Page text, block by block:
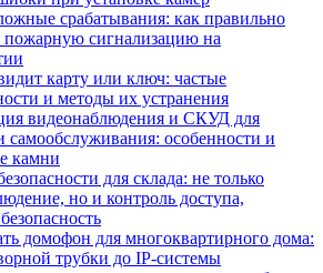
срабатывания: как правильно
пожарную сигнализацию на
карту или ключ: частые
и методы их устранения
видеонаблюдения и СКУД для
самообслуживания: особенности и
камни
для склада: не только
но и контроль доступа,
домофон для многоквартирного дома:
трубки до IP-системы